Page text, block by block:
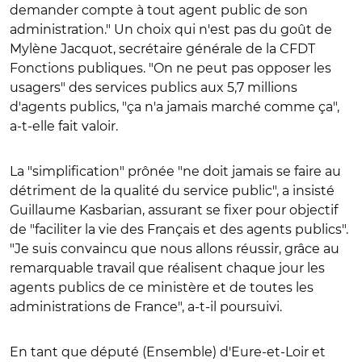
demander compte à tout agent public de son
administration." Un choix qui n'est pas du goût de
Mylène Jacquot, secrétaire générale de la CFDT
Fonctions publiques. "On ne peut pas opposer les
usagers" des services publics aux 5,7 millions
d'agents publics, "ça n'a jamais marché comme ça",
a-t-elle fait valoir.
La "simplification" prônée "ne doit jamais se faire au
détriment de la qualité du service public", a insisté
Guillaume Kasbarian, assurant se fixer pour objectif
de "faciliter la vie des Français et des agents publics".
"Je suis convaincu que nous allons réussir, grâce au
remarquable travail que réalisent chaque jour les
agents publics de ce ministère et de toutes les
administrations de France", a-t-il poursuivi.
En tant que député (Ensemble) d'Eure-et-Loir et